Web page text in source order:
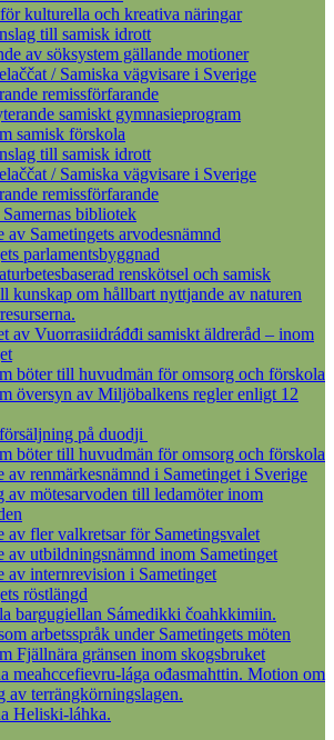
kulturella och kreativa näringar
till samisk idrott
av söksystem gällande motioner
/ Samiska vägvisare i Sverige
remissförfarande
samiskt gymnasieprogram
samisk förskola
till samisk idrott
/ Samiska vägvisare i Sverige
remissförfarande
bibliotek
av Sametingets arvodesnämnd
parlamentsbyggnad
renskötsel och samisk
kunskap om hållbart nyttjande av naturen
av Vuorrasiidráđđi samiskt äldreråd – inom
böter till huvudmän för omsorg och förskola
översyn av Miljöbalkens regler enligt 12
på duodji
böter till huvudmän för omsorg och förskola
av renmärkesnämnd i Sametinget i Sverige
av mötesarvoden till ledamöter inom
av fler valkretsar för Sametingsvalet
av utbildningsnämnd inom Sametinget
av internrevision i Sametinget
röstlängd
bargugiellan Sámedikki čoahkkimiin.
arbetsspråk under Sametingets möten
Fjällnära gränsen inom skogsbruket
meahccefievru-lága ođasmahttin. Motion om
av terrängkörningslagen.
Heliski-láhka.